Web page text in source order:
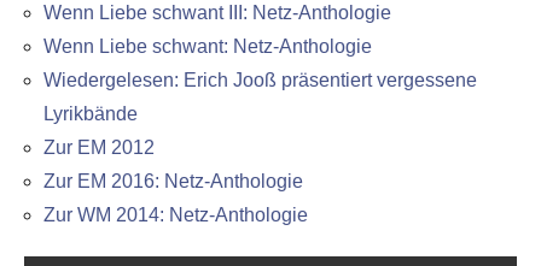
Wenn Liebe schwant III: Netz-Anthologie
Wenn Liebe schwant: Netz-Anthologie
Wiedergelesen: Erich Jooß präsentiert vergessene
Lyrikbände
Zur EM 2012
Zur EM 2016: Netz-Anthologie
Zur WM 2014: Netz-Anthologie